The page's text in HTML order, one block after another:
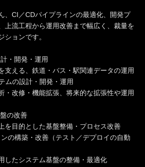
、CI／CDパイプラインの最適化、開発プ
上流工程から運用改善まで幅広く、裁量を
ションです。
・開発・運用
支える、鉄道・バス・駅関連データの運用
ムの設計・開発・運用
・改修・機能拡張、将来的な拡張性や運用
の改善
を目的とした基盤整備・プロセス改善
ンの構築・改善（テスト／デプロイの自動
したシステム基盤の整備・最適化